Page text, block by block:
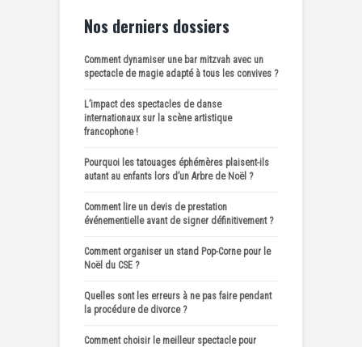
Nos derniers dossiers
Comment dynamiser une bar mitzvah avec un
spectacle de magie adapté à tous les convives ?
L’impact des spectacles de danse
internationaux sur la scène artistique
francophone !
Pourquoi les tatouages éphémères plaisent-ils
autant au enfants lors d’un Arbre de Noël ?
Comment lire un devis de prestation
événementielle avant de signer définitivement ?
Comment organiser un stand Pop-Corne pour le
Noël du CSE ?
Quelles sont les erreurs à ne pas faire pendant
la procédure de divorce ?
Comment choisir le meilleur spectacle pour